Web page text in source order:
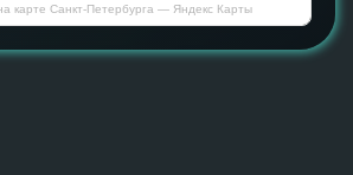
карте Санкт‑Петербурга — Яндекс Карты